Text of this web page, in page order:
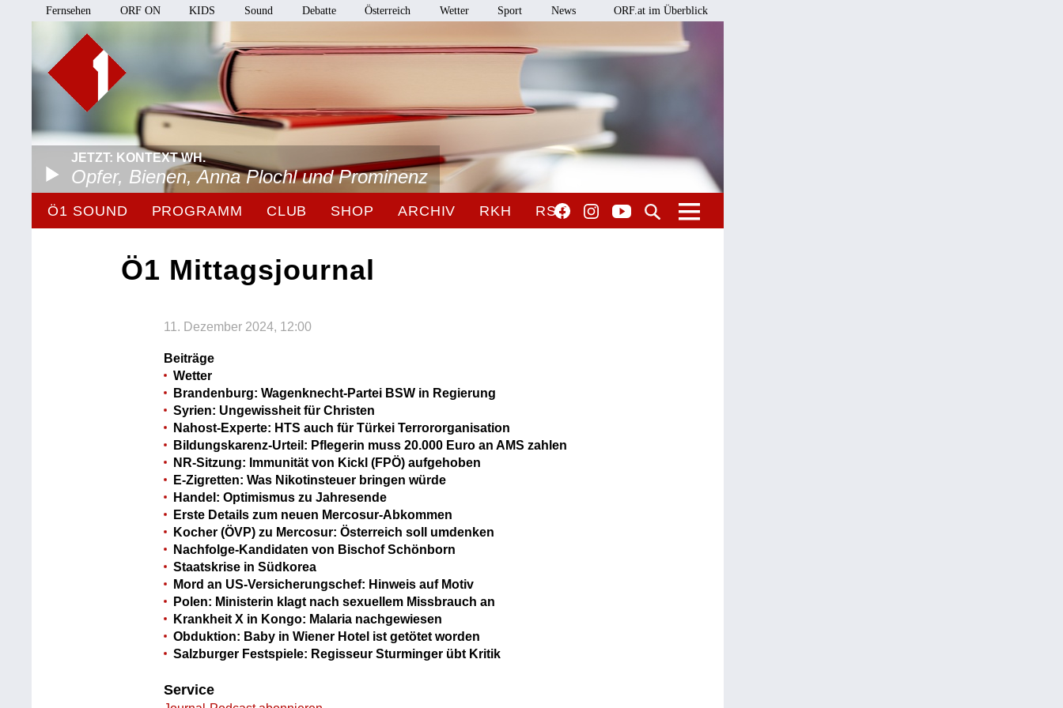
Fernsehen ORF ON KIDS Sound Debatte Österreich Wetter Sport News ORF.at im Überblick
JETZT: KONTEXT WH.
Opfer, Bienen, Anna Plochl und Prominenz
Ö1 SOUND PROGRAMM CLUB SHOP ARCHIV RKH RSO
Ö1 Mittagsjournal
11. Dezember 2024, 12:00
Beiträge
Wetter
Brandenburg: Wagenknecht-Partei BSW in Regierung
Syrien: Ungewissheit für Christen
Nahost-Experte: HTS auch für Türkei Terrororganisation
Bildungskarenz-Urteil: Pflegerin muss 20.000 Euro an AMS zahlen
NR-Sitzung: Immunität von Kickl (FPÖ) aufgehoben
E-Zigretten: Was Nikotinsteuer bringen würde
Handel: Optimismus zu Jahresende
Erste Details zum neuen Mercosur-Abkommen
Kocher (ÖVP) zu Mercosur: Österreich soll umdenken
Nachfolge-Kandidaten von Bischof Schönborn
Staatskrise in Südkorea
Mord an US-Versicherungschef: Hinweis auf Motiv
Polen: Ministerin klagt nach sexuellem Missbrauch an
Krankheit X in Kongo: Malaria nachgewiesen
Obduktion: Baby in Wiener Hotel ist getötet worden
Salzburger Festspiele: Regisseur Sturminger übt Kritik
Service